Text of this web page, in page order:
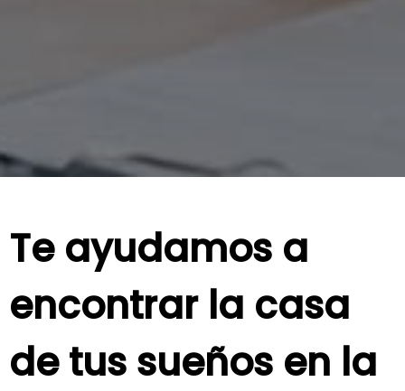
Te ayudamos a
encontrar la casa
de tus sueños en la